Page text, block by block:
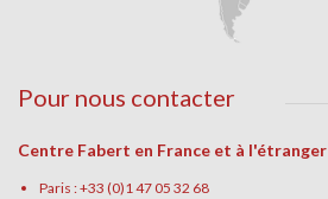
Pour nous contacter
Centre Fabert en France et à l'étranger
Paris : +33 (0)1 47 05 32 68